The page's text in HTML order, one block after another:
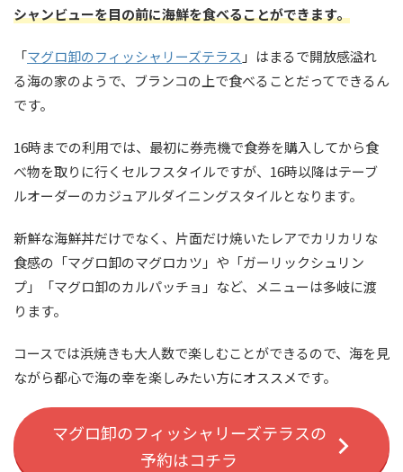
シャンビューを目の前に海鮮を食べることができます。
「マグロ卸のフィッシャリーズテラス 」はまるで開放感溢れ
る海の家のようで、ブランコの上で食べることだってできるん
です。
16時までの利用では、最初に券売機で食券を購入してから食
べ物を取りに行くセルフスタイルですが、16時以降はテーブ
ルオーダーのカジュアルダイニングスタイルとなります。
新鮮な海鮮丼だけでなく、片面だけ焼いたレアでカリカリな
食感の「マグロ卸のマグロカツ」や「ガーリックシュリン
プ」「マグロ卸のカルパッチョ」など、メニューは多岐に渡
ります。
コースでは浜焼きも大人数で楽しむことができるので、海を見
ながら都心で海の幸を楽しみたい方にオススメです。
マグロ卸のフィッシャリーズテラスの
予約はコチラ